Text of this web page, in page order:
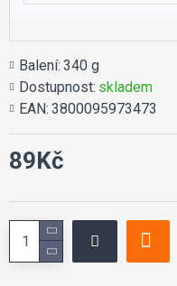
Balení: 340 g
Dostupnost: skladem
EAN: 3800095973473
89Kč